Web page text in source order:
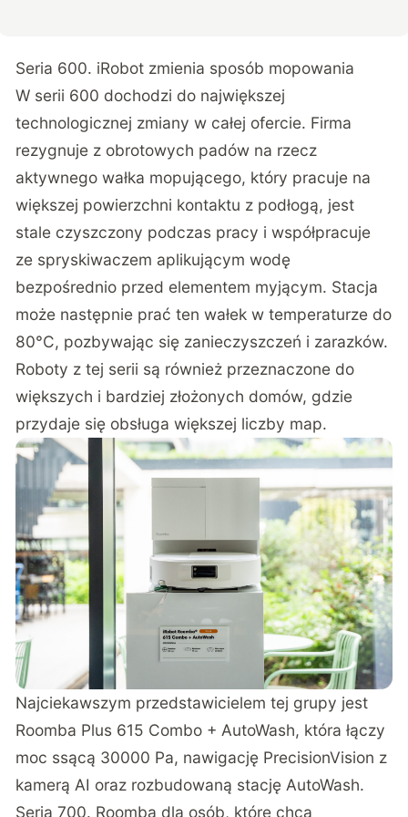
Seria 600. iRobot zmienia sposób mopowania
W serii 600 dochodzi do największej
technologicznej zmiany w całej ofercie. Firma
rezygnuje z obrotowych padów na rzecz
aktywnego wałka mopującego, który pracuje na
większej powierzchni kontaktu z podłogą, jest
stale czyszczony podczas pracy i współpracuje
ze spryskiwaczem aplikującym wodę
bezpośrednio przed elementem myjącym. Stacja
może następnie prać ten wałek w temperaturze do
80°C, pozbywając się zanieczyszczeń i zarazków.
Roboty z tej serii są również przeznaczone do
większych i bardziej złożonych domów, gdzie
przydaje się obsługa większej liczby map.
Najciekawszym przedstawicielem tej grupy jest
Roomba Plus 615 Combo + AutoWash, która łączy
moc ssącą 30000 Pa, nawigację PrecisionVision z
kamerą AI oraz rozbudowaną stację AutoWash.
Seria 700. Roomba dla osób, które chcą